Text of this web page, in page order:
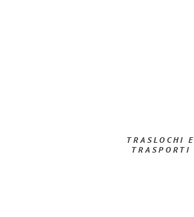
TRASLOCHI E
TRASPORTI​